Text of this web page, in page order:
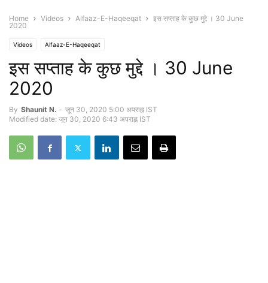
Home Videos Alfaaz-E-Haqeeqat
इस सप्‍ताह के कुछ मुद्दे । 30 June
2020
Videos Alfaaz-E-Haqeeqat
इस सप्‍ताह के कुछ मुद्दे । 30 June
2020
By Shaunit N. - जून 30, 2020 5:00 अपराह्न IST
Modified date: जून 30, 2020 6:43 अपराह्न IST